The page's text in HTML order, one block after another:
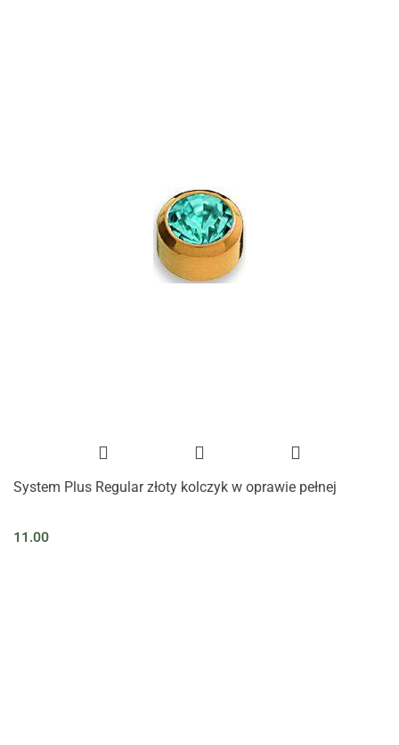
System Plus Regular złoty kolczyk w oprawie pełnej
11.00